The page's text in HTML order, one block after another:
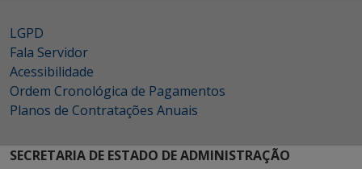
LGPD
Fala Servidor
Acessibilidade
Ordem Cronológica de Pagamentos
Planos de Contratações Anuais
SECRETARIA DE ESTADO DE ADMINISTRAÇÃO